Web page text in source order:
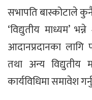
सभापति बास्कोटाले
‘विद्युतीय माध्यम’
आदानप्रदानका
तथा अन्य विद्युतीय
कार्यविधिमा समावेश